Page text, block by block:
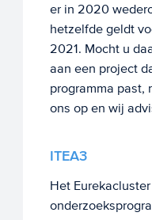
er in 2020
hetzelfde geldt
2021. Mocht u
aan een project
programma past,
ons op en wij
ITEA3
Het Eurekacluster